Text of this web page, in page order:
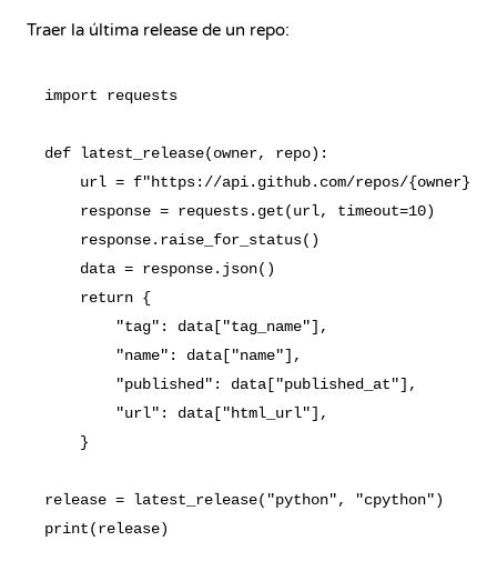
Traer la última release de un repo:
import requests
def latest_release(owner, repo):
url = f"https://api.github.com/repos/{owner}/
    response = requests.get(url, timeout=10)
    response.raise_for_status()
    data = response.json()
    return {
        "tag": data["tag_name"],
        "name": data["name"],
        "published": data["published_at"],
        "url": data["html_url"],
    }
release = latest_release("python", "cpython")